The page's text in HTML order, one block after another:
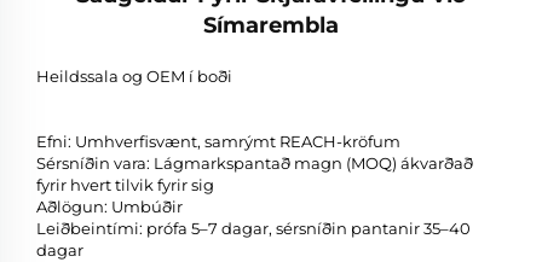
Símarembla
Heildssala og OEM í boði
Efni: Umhverfisvænt, samrýmt REACH-kröfum
Sérsníðin vara: Lágmarkspantað magn (MOQ) ákvarðað
fyrir hvert tilvik fyrir sig
Aðlögun: Umbúðir
Leiðbeintími: prófa 5–7 dagar, sérsníðin pantanir 35–40
dagar